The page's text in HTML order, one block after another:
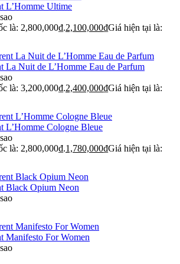
L’Homme Ultime
sao
là: 2,800,000₫.2,100,000₫Giá hiện tại là:
La Nuit de L’Homme Eau de Parfum
sao
là: 3,200,000₫.2,400,000₫Giá hiện tại là:
L’Homme Cologne Bleue
sao
là: 2,800,000₫.1,780,000₫Giá hiện tại là:
Black Opium Neon
sao
Manifesto For Women
sao